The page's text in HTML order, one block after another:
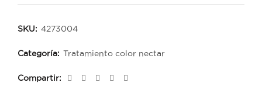
SKU: 4273004
Categoría: Tratamiento color nectar
Compartir